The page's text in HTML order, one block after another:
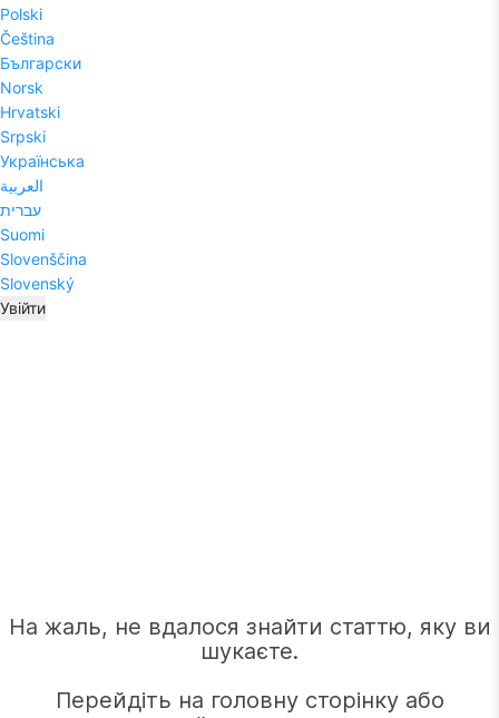
Polski
Čeština
Български
Norsk
Hrvatski
Srpski
Українська
العربية
עברית
Suomi
Slovenščina
Slovenský
Увійти
На жаль, не вдалося знайти статтю, яку ви
шукаєте.
Перейдіть на головну сторінку або